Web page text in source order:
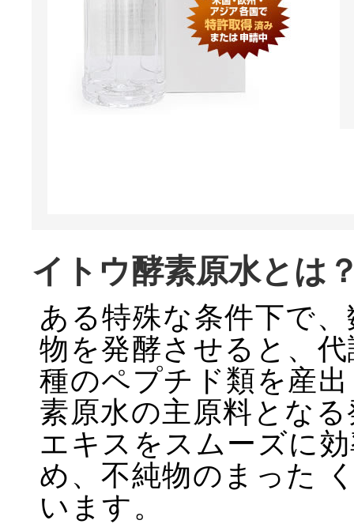
イトウ酵素原水とは
ある特殊な条件下で
物を発酵させると、
種のペプチド類を産
素原水の主原料とな
エキスをスムーズに
め、不純物のまった
います。